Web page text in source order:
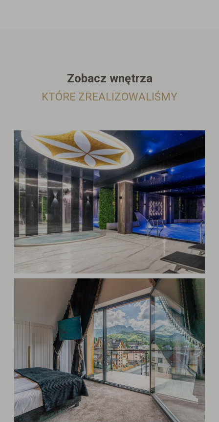
Zobacz wnętrza
KTÓRE ZREALIZOWALIŚMY